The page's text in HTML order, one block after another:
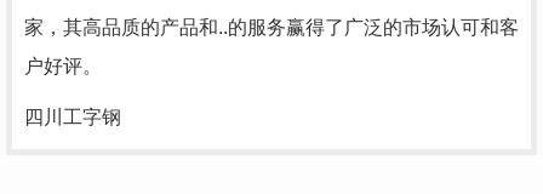
家，其高品质的产品和..的服务赢得了广泛的市场认可和客
户好评。
四川工字钢